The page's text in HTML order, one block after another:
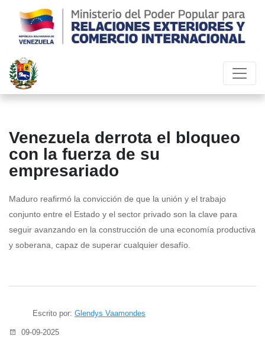
Venezuela derrota el bloqueo
con la fuerza de su
empresariado
Maduro reafirmó la convicción de que la unión y el trabajo
conjunto entre el Estado y el sector privado son la clave para
seguir avanzando en la construcción de una economía productiva
y soberana, capaz de superar cualquier desafío.
Escrito por: Glendys Vaamondes
09-09-2025